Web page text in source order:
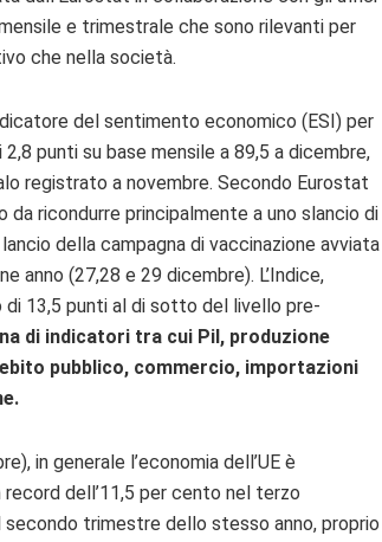
e trimestrale che sono rilevanti per
che nella società.
del sentimento economico (ESI) per
2,8 punti su base mensile a 89,5 a dicembre,
registrato a novembre. Secondo Eurostat
da ricondurre principalmente a uno slancio di
della campagna di vaccinazione avviata
anno (27,28 e 29 dicembre). L’Indice,
13,5 punti al di sotto del livello pre-
di indicatori tra cui Pil, produzione
pubblico, commercio, importazioni
in generale l’economia dell’UE è
dell’11,5 per cento nel terzo
secondo trimestre dello stesso anno, proprio